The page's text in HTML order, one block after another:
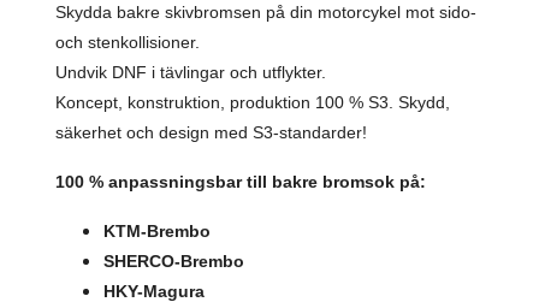
Skydda bakre skivbromsen på din motorcykel mot sido-
och stenkollisioner.
Undvik DNF i tävlingar och utflykter.
Koncept, konstruktion, produktion 100 % S3. Skydd,
säkerhet och design med S3-standarder!
100 % anpassningsbar till bakre bromsok på:
KTM-Brembo
SHERCO-Brembo
HKY-Magura